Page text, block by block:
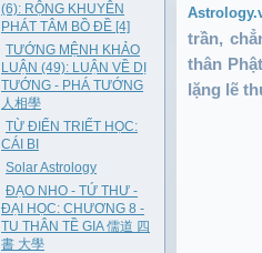
(6): RỘNG KHUYÊN
PHÁT TÂM BỒ ĐỀ [4]
TƯỚNG MỆNH KHẢO
LUẬN (49): LUẬN VỀ DỊ
TƯỚNG - PHÁ TƯỚNG
人相學
TỪ ĐIỂN TRIẾT HỌC:
CÁI BI
Solar Astrology
ĐẠO NHO - TỨ THƯ -
ĐẠI HỌC: CHƯƠNG 8 -
TU THÂN TỀ GIA 儒道 四
書 大學
trần,
thân
lặng lẽ